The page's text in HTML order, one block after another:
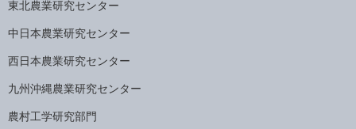
東北農業研究センター
中日本農業研究センター
西日本農業研究センター
九州沖縄農業研究センター
農村工学研究部門